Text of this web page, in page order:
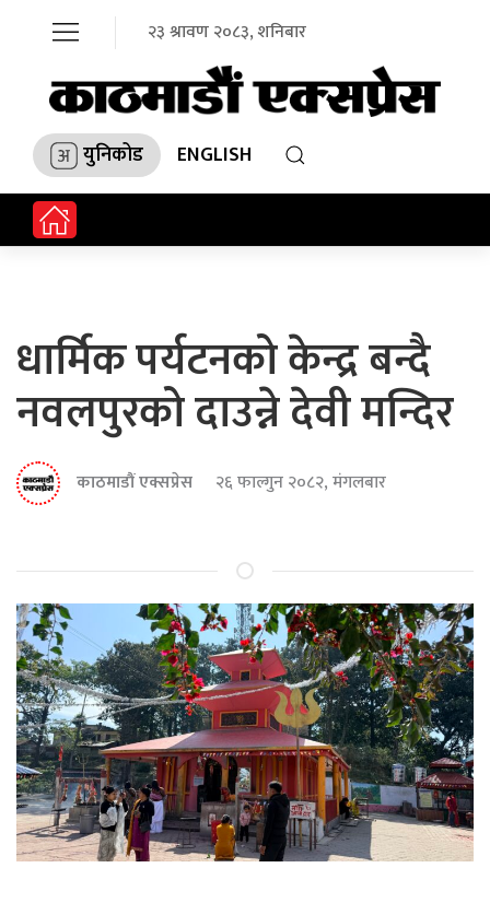
२३ श्रावण २०८३, शनिबार
युनिकोड ENGLISH
धार्मिक पर्यटनको केन्द्र बन्दै
नवलपुरको दाउन्ने देवी मन्दिर
काठमाडौं एक्सप्रेस २६ फाल्गुन २०८२, मंगलबार